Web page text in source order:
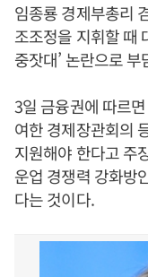
임종룡 경제부총리
조조정을 지휘할 때
중잣대’ 논란으로
3일 금융권에 따르
여한 경제장관회의
지원해야 한다고 주
운업 경쟁력 강화방
다는 것이다.